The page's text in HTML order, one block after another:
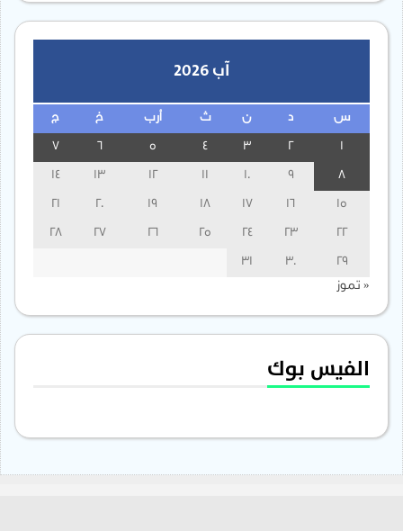
آب 2026
س ن ث أرب خ ج
3
13
14
15
16
17
18
19
20
21
22
23
24
25
26
27
28
29
30
31
« تموز
الفيس بوك